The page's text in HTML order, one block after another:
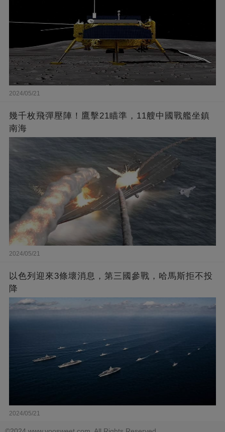
2024/05/21
幾千枚飛彈壓陣！鷹擊21瞄準，11艘中國戰艦坐鎮
南海
2024/05/21
以色列迎來3條壞消息，第三國參戰，哈馬斯拒不投
降
2024/05/21